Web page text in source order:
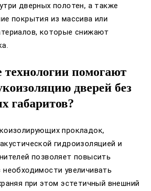
дверных полотен, а также
покрытия из массива или
которые снижают
помогают
дверей без
габаритов?
прокладок,
гидроизоляцией и
позволяет повысить
увеличивать
при этом эстетичный внешний